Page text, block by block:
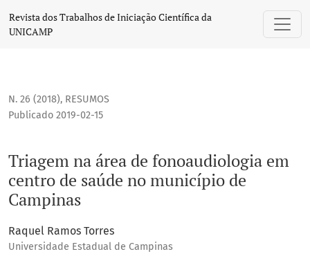
Triagem na área de fonoaudiologia em centro de saúde
Revista dos Trabalhos de Iniciação Científica da
UNICAMP
N. 26 (2018), RESUMOS
Triagem na área de fonoaudiologia em
centro de saúde no município de
Campinas
Publicado 2019-02-15
Raquel Ramos Torres
Universidade Estadual de Campinas